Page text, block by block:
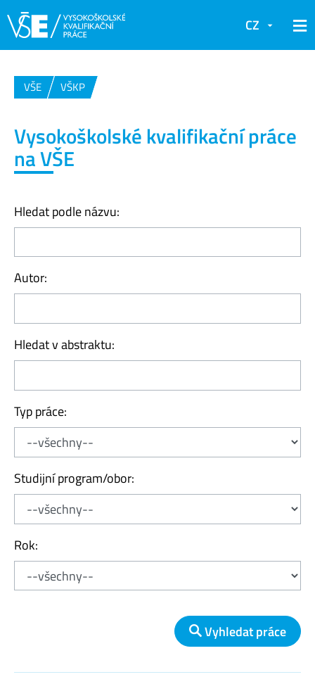
CZ
VŠE VŠKP
Vysokoškolské kvalifikační práce
na VŠE
Hledat podle názvu:
Autor:
Hledat v abstraktu:
Typ práce:
Studijní program/obor:
Rok:
Vyhledat práce